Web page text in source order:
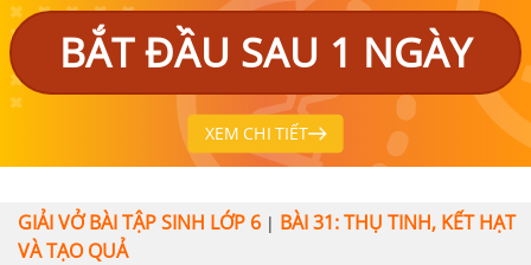
BẮT ĐẦU SAU 1 NGÀY
XEM CHI TIẾT
GIẢI VỞ BÀI TẬP SINH LỚP 6 | BÀI 31: THỤ TINH, KẾT HẠT
VÀ TẠO QUẢ